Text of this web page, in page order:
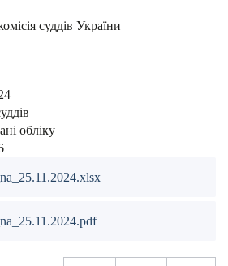
суддів України
обліку